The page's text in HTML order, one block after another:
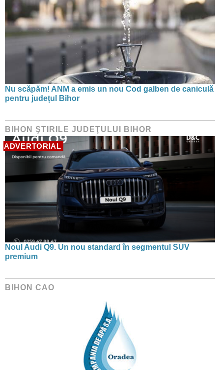
Nu scăpăm! ANM a emis un nou Cod galben de caniculă
pentru județul Bihor
BIHON ŞTIRILE JUDEŢULUI BIHOR
ADVERTORIAL
Noul Audi Q9. Un nou standard în segmentul SUV
premium
BIHON CAO